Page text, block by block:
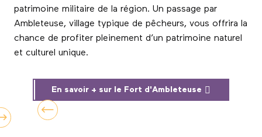
patrimoine militaire de la région. Un passage par
Ambleteuse, village typique de pêcheurs, vous offrira la
chance de profiter pleinement d’un patrimoine naturel
et culturel unique.
En savoir + sur le Fort d'Ambleteuse